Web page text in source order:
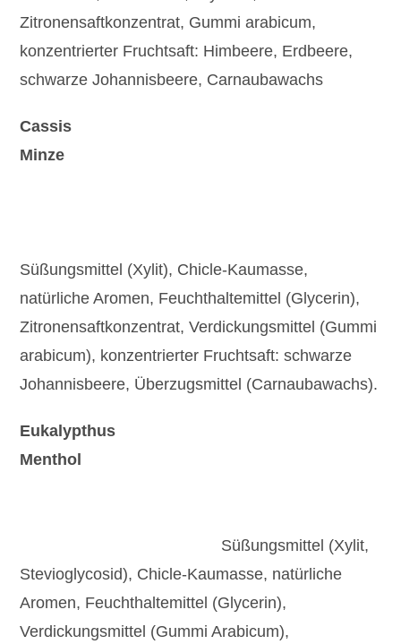
Zitronensaftkonzentrat, Gummi arabicum,
konzentrierter Fruchtsaft: Himbeere, Erdbeere,
schwarze Johannisbeere, Carnaubawachs
Cassis
Minze
Süßungsmittel (Xylit), Chicle-Kaumasse,
natürliche Aromen, Feuchthaltemittel (Glycerin),
Zitronensaftkonzentrat, Verdickungsmittel (Gummi
arabicum), konzentrierter Fruchtsaft: schwarze
Johannisbeere, Überzugsmittel (Carnaubawachs).
Eukalypthus
Menthol
Süßungsmittel (Xylit,
Stevioglycosid), Chicle-Kaumasse, natürliche
Aromen, Feuchthaltemittel (Glycerin),
Verdickungsmittel (Gummi Arabicum),